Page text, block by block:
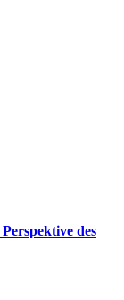
des